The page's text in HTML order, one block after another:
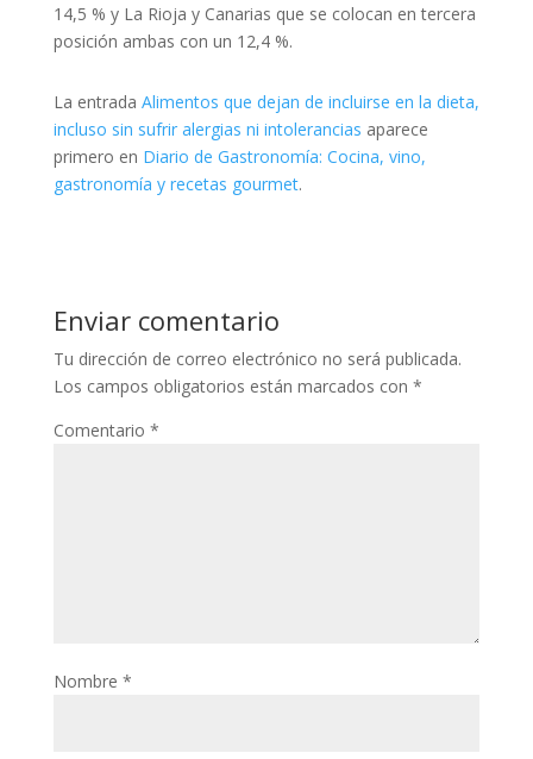
14,5 % y La Rioja y Canarias que se colocan en tercera
posición ambas con un 12,4 %.
La entrada Alimentos que dejan de incluirse en la dieta,
incluso sin sufrir alergias ni intolerancias aparece
primero en Diario de Gastronomía: Cocina, vino,
gastronomía y recetas gourmet.
Enviar comentario
Tu dirección de correo electrónico no será publicada.
Los campos obligatorios están marcados con *
Comentario *
Nombre *